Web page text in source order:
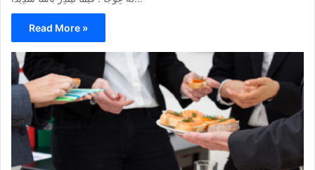
Read More »